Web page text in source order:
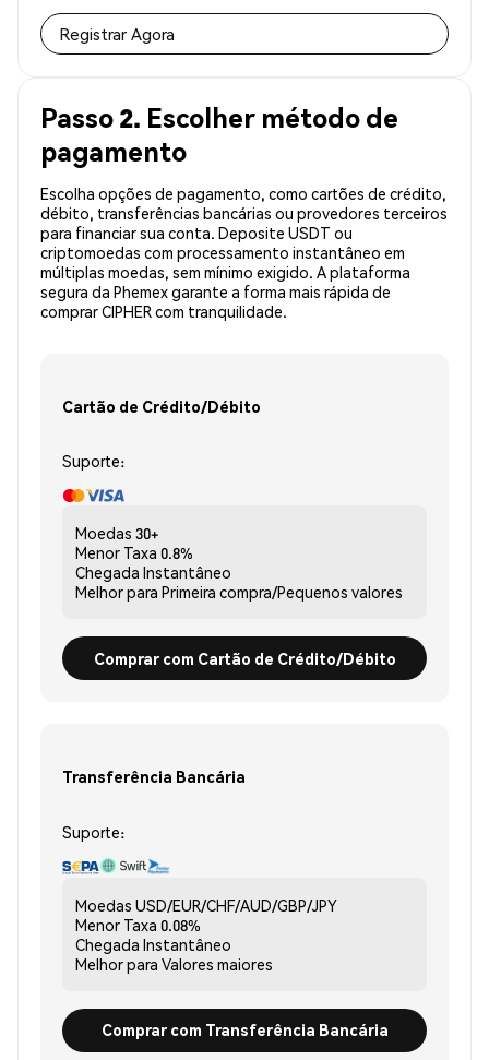
Registrar Agora
Passo 2. Escolher método de
pagamento
Escolha opções de pagamento, como cartões de crédito,
débito, transferências bancárias ou provedores terceiros
para financiar sua conta. Deposite USDT ou
criptomoedas com processamento instantâneo em
múltiplas moedas, sem mínimo exigido. A plataforma
segura da Phemex garante a forma mais rápida de
comprar CIPHER com tranquilidade.
Cartão de Crédito/Débito
Suporte:
Moedas 30+
Menor Taxa 0.8%
Chegada Instantâneo
Melhor para Primeira compra/Pequenos valores
Comprar com Cartão de Crédito/Débito
Transferência Bancária
Suporte:
Moedas USD/EUR/CHF/AUD/GBP/JPY
Menor Taxa 0.08%
Chegada Instantâneo
Melhor para Valores maiores
Comprar com Transferência Bancária